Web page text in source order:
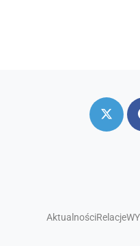
AktualnościRelacje